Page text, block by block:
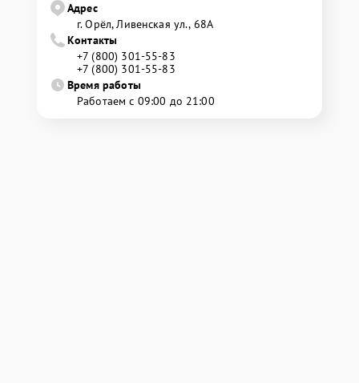
Адрес
г. Орёл, Ливенская ул., 68А
Контакты
+7 (800) 301-55-83
+7 (800) 301-55-83
Время работы
Работаем с 09:00 до 21:00